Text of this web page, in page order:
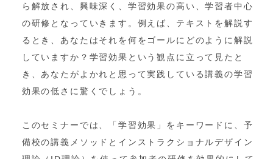
ら解放され、興味深く、学習効果の高い、学習者中心
の研修となっていきます。例えば、テキストを解説す
るとき、あなたはそれを何をゴールにどのように解説
していますか？学習効果という観点に立って見たと
き、あなたがよかれと思って実践している講義の学習
効果の低さに驚くでしょう。
このセミナーでは、「学習効果」をキーワードに、予
備校の講義メソッドとインストラクショナルデザイン